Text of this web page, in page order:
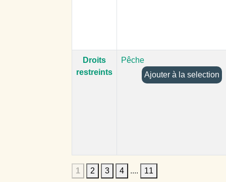
Droits
restreints
Pêche
Ajouter à la selection
1 2 3 4 .... 11